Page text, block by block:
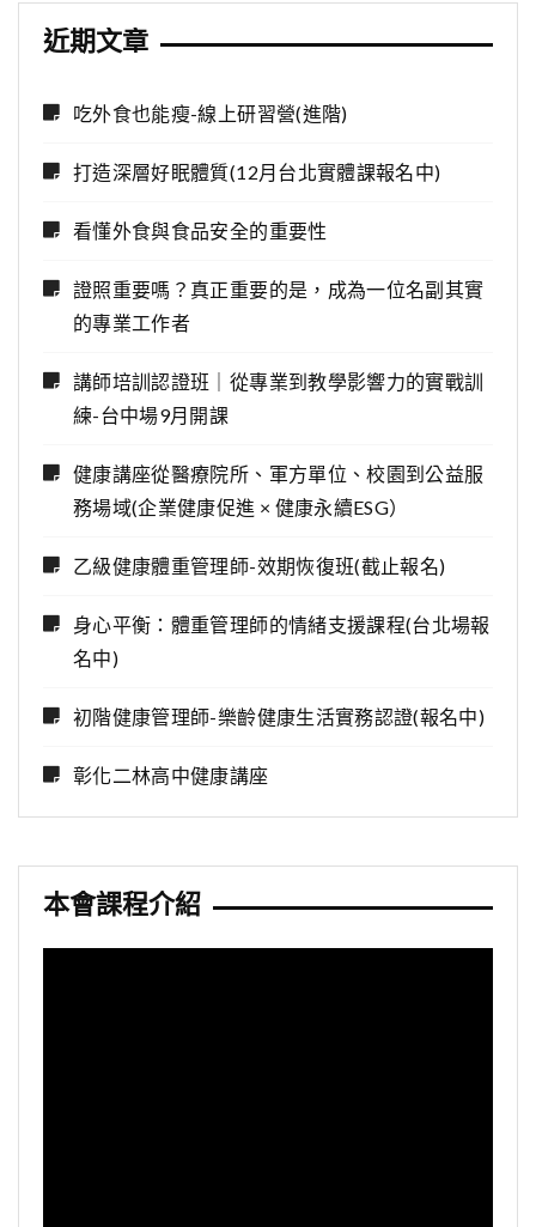
近期文章
吃外食也能瘦-線上研習營(進階)
打造深層好眠體質(12月台北實體課報名中)
看懂外食與食品安全的重要性
證照重要嗎？真正重要的是，成為一位名副其實
的專業工作者
講師培訓認證班｜從專業到教學影響力的實戰訓
練-台中場9月開課
健康講座從醫療院所、軍方單位、校園到公益服
務場域(企業健康促進 × 健康永續ESG）
乙級健康體重管理師-效期恢復班(截止報名)
身心平衡：體重管理師的情緒支援課程(台北場報
名中)
初階健康管理師-樂齡健康生活實務認證(報名中)
彰化二林高中健康講座
本會課程介紹